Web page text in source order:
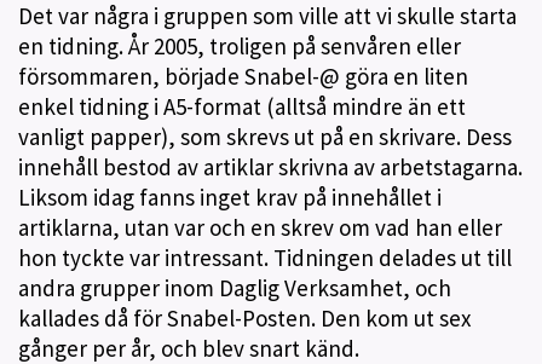
Det var några i gruppen som ville att vi skulle starta
en tidning. År 2005, troligen på senvåren eller
försommaren, började Snabel-@ göra en liten
enkel tidning i A5-format (alltså mindre än ett
vanligt papper), som skrevs ut på en skrivare. Dess
innehåll bestod av artiklar skrivna av arbetstagarna.
Liksom idag fanns inget krav på innehållet i
artiklarna, utan var och en skrev om vad han eller
hon tyckte var intressant. Tidningen delades ut till
andra grupper inom Daglig Verksamhet, och
kallades då för Snabel-Posten. Den kom ut sex
gånger per år, och blev snart känd.